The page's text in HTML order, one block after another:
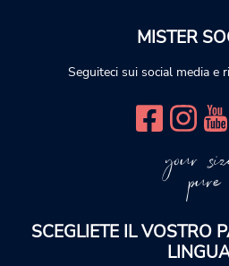
MISTER
Seguiteci sui social media e
your
SCEGLIETE IL VOSTRO